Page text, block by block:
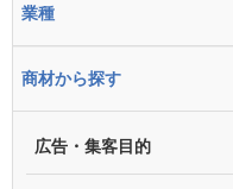
業種
商材から探す
広告・集客目的